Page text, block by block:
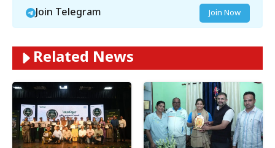
Join Telegram Join Now
Related News